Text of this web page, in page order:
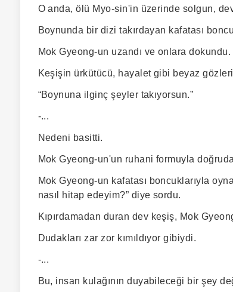
O anda, ölü Myo-sin'in üzerinde solgun,
Boynunda bir dizi takırdayan kafatası
Mok Gyeong-un uzandı ve onlara dokundu.
Keşişin ürkütücü, hayalet gibi beyaz
“Boynuna ilginç şeyler takıyorsun.”
-...
Nedeni basitti.
Mok Gyeong-un'un ruhani formuyla
Mok Gyeong-un kafatası boncuklarıyla
nasıl hitap edeyim?” diye sordu.
Kıpırdamadan duran dev keşiş, Mok
Dudakları zar zor kımıldıyor gibiydi.
-...
Bu, insan kulağının duyabileceği bir şey